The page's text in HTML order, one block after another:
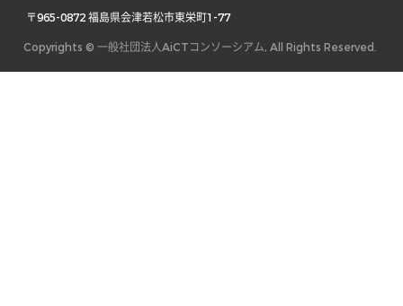
〒965-0872 福島県会津若松市東栄町1-77
Copyrights © 一般社団法人AiCTコンソーシアム, All Rights Reserved.